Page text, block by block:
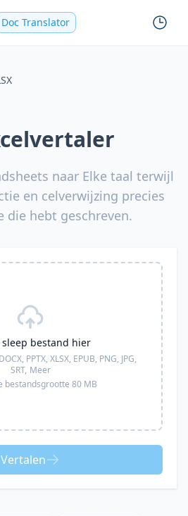
Doc Translator
naar Elke taal terwijl
en celverwijzing precies
die hebt geschreven.
sleep bestand hier
PPTX, XLSX, EPUB, PNG, JPG,
SRT, Meer
bestandsgrootte 80 MB
Vertalen